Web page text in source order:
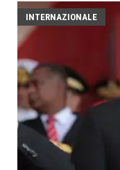
INTERNAZIONALE